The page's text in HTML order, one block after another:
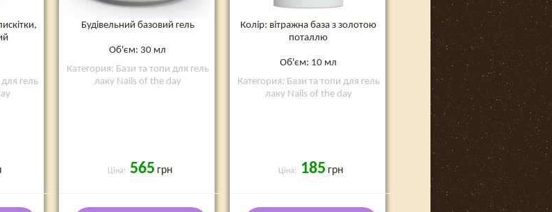
гель
Будівельний базовий гель
Об'єм: 30 мл
Категория: Бази та топи для гель
лаку Nails of the day
Ціна: 565 грн
Колір: вітражна база з золотою
поталлю
Об'єм: 10 мл
Категория: Бази та топи для гель
лаку Nails of the day
Ціна: 185 грн